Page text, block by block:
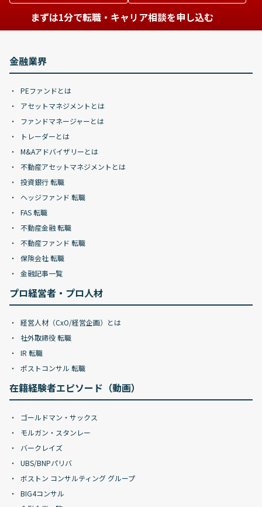
まずは1分で転職・キャリア相談を申し込む
金融業界
PEファンドとは
アセットマネジメントとは
ファンドマネージャーとは
トレーダーとは
M&Aアドバイザリーとは
不動産アセットマネジメントとは
投資銀行 転職
ヘッジファンド 転職
FAS 転職
不動産金融 転職
不動産ファンド 転職
保険会社 転職
金融記事一覧
プロ経営者・プロ人材
経営人材（CxO/経営企画）とは
社外取締役 転職
IR 転職
ポストコンサル 転職
在籍経験者エピソード（動画）
ゴールドマン・サックス
モルガン・スタンレー
バークレイズ
UBS/BNPパリバ
ボストン コンサルティング グループ
BIG4コンサル